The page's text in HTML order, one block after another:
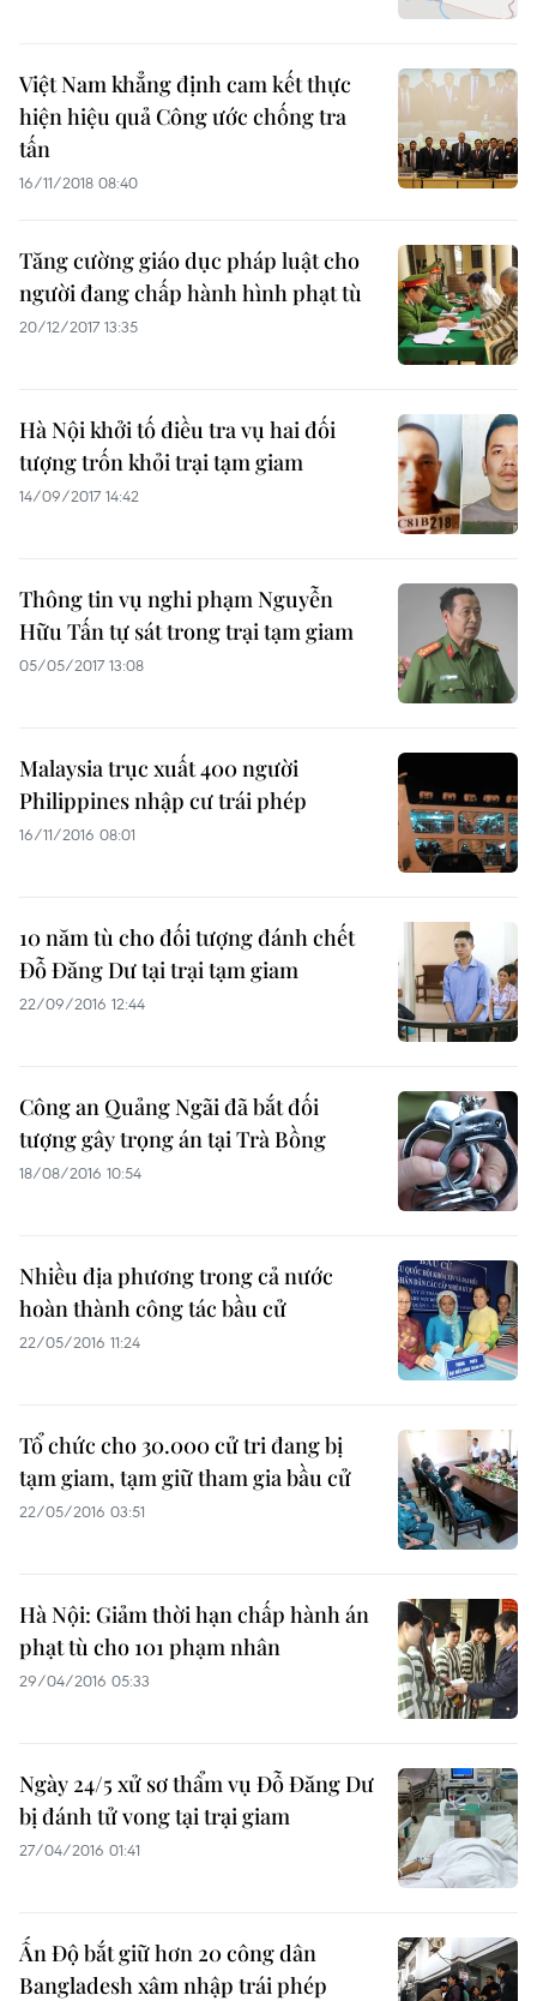
Việt Nam khẳng định cam kết thực
hiện hiệu quả Công ước chống tra
tấn
16/11/2018 08:40
Tăng cường giáo dục pháp luật cho
người đang chấp hành hình phạt tù
20/12/2017 13:35
Hà Nội khởi tố điều tra vụ hai đối
tượng trốn khỏi trại tạm giam
14/09/2017 14:42
Thông tin vụ nghi phạm Nguyễn
Hữu Tấn tự sát trong trại tạm giam
05/05/2017 13:08
Malaysia trục xuất 400 người
Philippines nhập cư trái phép
16/11/2016 08:01
10 năm tù cho đối tượng đánh chết
Đỗ Đăng Dư tại trại tạm giam
22/09/2016 12:44
Công an Quảng Ngãi đã bắt đối
tượng gây trọng án tại Trà Bồng
18/08/2016 10:54
Nhiều địa phương trong cả nước
hoàn thành công tác bầu cử
22/05/2016 11:24
Tổ chức cho 30.000 cử tri đang bị
tạm giam, tạm giữ tham gia bầu cử
22/05/2016 03:51
Hà Nội: Giảm thời hạn chấp hành án
phạt tù cho 101 phạm nhân
29/04/2016 05:33
Ngày 24/5 xử sơ thẩm vụ Đỗ Đăng Dư
bị đánh tử vong tại trại giam
27/04/2016 01:41
Ấn Độ bắt giữ hơn 20 công dân
Bangladesh xâm nhập trái phép